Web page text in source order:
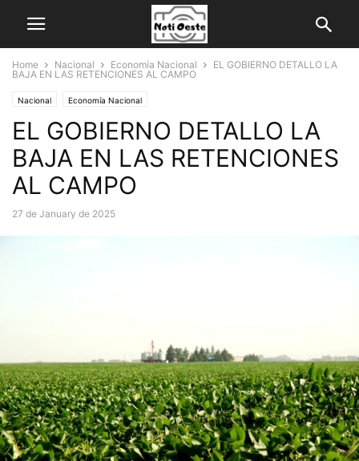
Home Nacional Economía Nacional
EL GOBIERNO DETALLO LA
BAJA EN LAS RETENCIONES AL CAMPO
Nacional Economía Nacional
EL GOBIERNO DETALLO LA
BAJA EN LAS RETENCIONES
AL CAMPO
27 de January de 2025